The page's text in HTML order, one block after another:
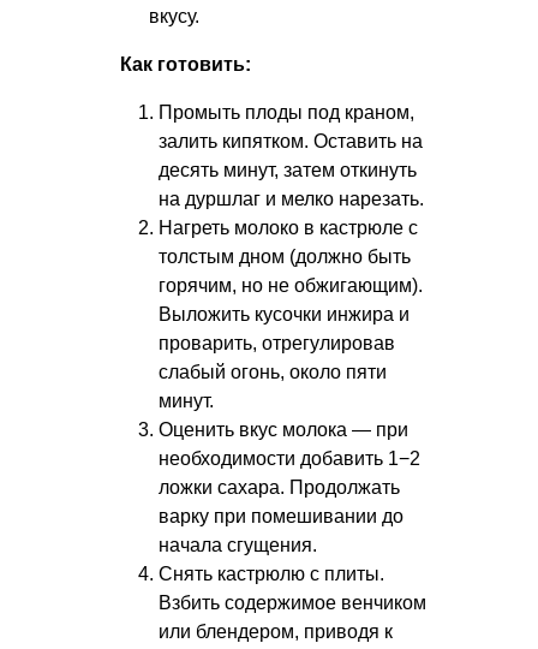
вкусу.
Как готовить:
Промыть плоды под краном,
залить кипятком. Оставить на
десять минут, затем откинуть
на дуршлаг и мелко нарезать.
Нагреть молоко в кастрюле с
толстым дном (должно быть
горячим, но не обжигающим).
Выложить кусочки инжира и
проварить, отрегулировав
слабый огонь, около пяти
минут.
Оценить вкус молока — при
необходимости добавить 1−2
ложки сахара. Продолжать
варку при помешивании до
начала сгущения.
Снять кастрюлю с плиты.
Взбить содержимое венчиком
или блендером, приводя к